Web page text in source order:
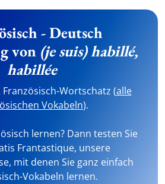
- Deutsch
von (je suis) habillé,
habillée
Wortschatz (alle
Vokabeln).
lernen? Dann testen Sie
Frantastique, unsere
mit denen Sie ganz einfach
Vokabeln lernen.